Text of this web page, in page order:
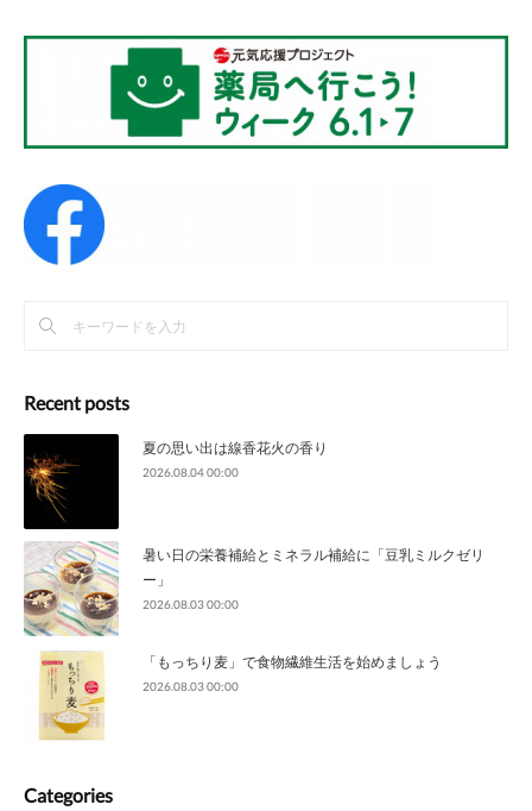
Recent posts
夏の思い出は線香花火の香り
2026.08.04 00:00
暑い日の栄養補給とミネラル補給に「豆乳ミルクゼリ
ー」
2026.08.03 00:00
「もっちり麦」で食物繊維生活を始めましょう
2026.08.03 00:00
Categories